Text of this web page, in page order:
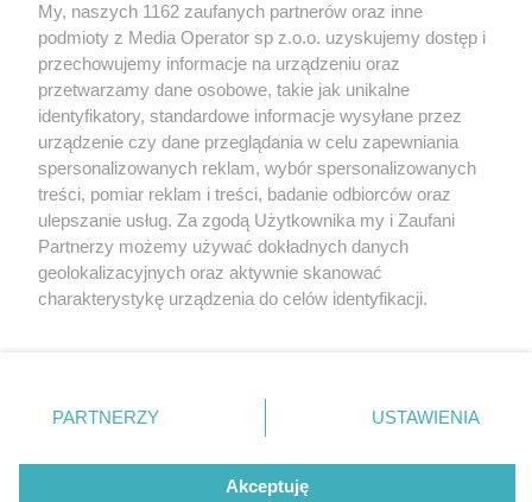
1 / 0
Wydawca mediów lokalnych
Nie zapomnij
zapoznać się z:
polityką prywatności
Twojemiasto
Piekary Śląskie
Chorzów
Tarnowskie Góry
Gliwice
Skontakuj sięz nami
Kontakt
Redakcja
Newsletter
My, naszych 1162 zaufanych partnerów oraz inne
podmioty z Media Operator sp z.o.o. uzyskujemy dostęp i
przechowujemy informacje na urządzeniu oraz
przetwarzamy dane osobowe, takie jak unikalne
identyfikatory, standardowe informacje wysyłane przez
urządzenie czy dane przeglądania w celu zapewniania
spersonalizowanych reklam, wybór spersonalizowanych
treści, pomiar reklam i treści, badanie odbiorców oraz
ulepszanie usług. Za zgodą Użytkownika my i Zaufani
Partnerzy możemy używać dokładnych danych
geolokalizacyjnych oraz aktywnie skanować
charakterystykę urządzenia do celów identyfikacji.
zmienić/wycofać klikając przycisk ustawień prywatności
znajdujący się w lewym dolnym rogu strony
rodzaje przetwarzania danych nie wymagają zgody
użytkownika, ale masz prawo sprzeciwić się takiemu
PARTNERZY USTAWIENIA
Akceptuję